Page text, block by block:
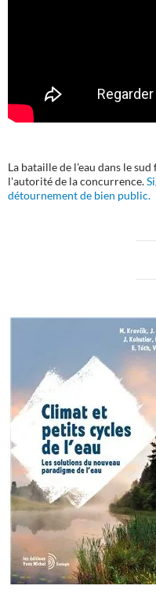
La bataille de l'eau dans le
l'autorité de la concurrence.
détournement de bien public.